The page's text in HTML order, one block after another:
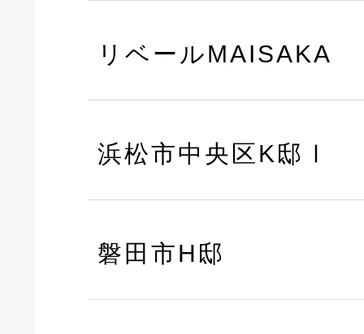
リベールMAISAKA
浜松市中央区K邸Ⅰ
磐田市H邸